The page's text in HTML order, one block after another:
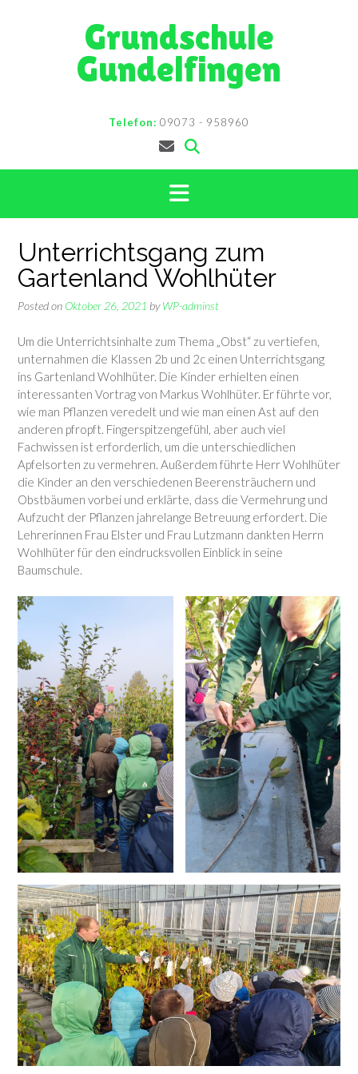
Grundschule
Gundelfingen
Telefon: 09073 - 958960
Unterrichtsgang zum
Gartenland Wohlhüter
Posted on Oktober 26, 2021 byWP-adminst
Um die Unterrichtsinhalte zum Thema „Obst“ zu vertiefen,
unternahmen die Klassen 2b und 2c einen Unterrichtsgang
ins Gartenland Wohlhüter. Die Kinder erhielten einen
interessanten Vortrag von Markus Wohlhüter. Er führte vor,
wie man Pflanzen veredelt und wie man einen Ast auf den
anderen pfropft. Fingerspitzengefühl, aber auch viel
Fachwissen ist erforderlich, um die unterschiedlichen
Apfelsorten zu vermehren. Außerdem führte Herr Wohlhüter
die Kinder an den verschiedenen Beerensträuchern und
Obstbäumen vorbei und erklärte, dass die Vermehrung und
Aufzucht der Pflanzen jahrelange Betreuung erfordert. Die
Lehrerinnen Frau Elster und Frau Lutzmann dankten Herrn
Wohlhüter für den eindrucksvollen Einblick in seine
Baumschule.